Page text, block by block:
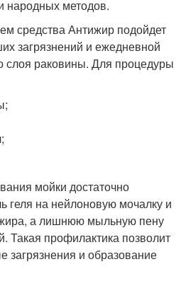
народных методов.
средства Антижир подойдет
загрязнений и ежедневной
слоя раковины. Для процедуры
мойки достаточно
геля на нейлоновую мочалку и
жира, а лишнюю мыльную пену
Такая профилактика позволит
загрязнения и образование